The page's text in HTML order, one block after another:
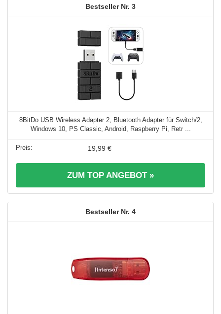
3
8BitDo USB Wireless Adapter 2, Bluetooth Adapter für Switch/2,
Windows 10, PS Classic, Android, Raspberry Pi, Retr ...
19,99 €
ZUM TOP ANGEBOT »
4